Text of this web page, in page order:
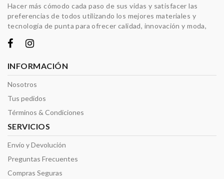
Hacer más cómodo cada paso de sus vidas y satisfacer las
preferencias de todos utilizando los mejores materiales y
tecnología de punta para ofrecer calidad, innovación y moda,
INFORMACIÓN
Nosotros
Tus pedidos
Términos & Condiciones
SERVICIOS
Envío y Devolución
Preguntas Frecuentes
Compras Seguras